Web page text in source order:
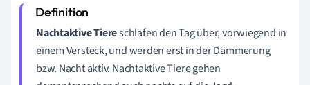
Nachtaktive Tiereschlafen den Tag über, vorwiegend in
einem Versteck, und werden erst in der Dämmerung
bzw. Nacht aktiv. Nachtaktive Tiere gehen